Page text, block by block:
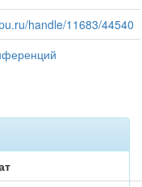
handle/11683/44540